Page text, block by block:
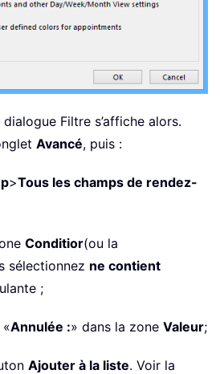
Filtre s’affiche alors.
Avancé, puis :
>Tous les champs de rendez-
Conditior(ou la
sélectionnez ne contient
;
Annulée :» dans la zone Valeur;
Ajouter à la liste. Voir la